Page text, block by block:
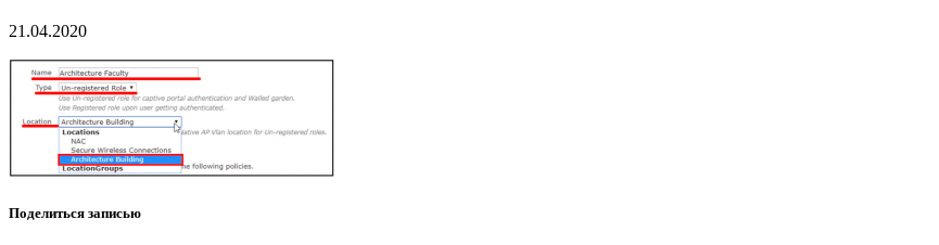
21.04.2020
Поделиться записью